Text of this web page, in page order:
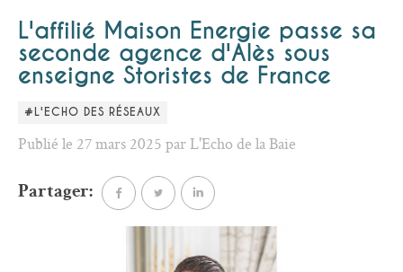
L'affilié Maison Energie passe sa
seconde agence d'Alès sous
enseigne Storistes de France
#L'ECHO DES RÉSEAUX
Publié le 27 mars 2025 par L'Echo de la Baie
Partager: